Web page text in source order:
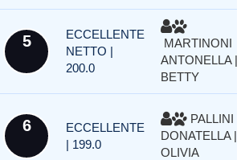
5
ECCELLENTE
NETTO |
200.0
MARTINONI
ANTONELLA |
BETTY
6
ECCELLENTE
| 199.0
PALLINI
DONATELLA |
OLIVIA